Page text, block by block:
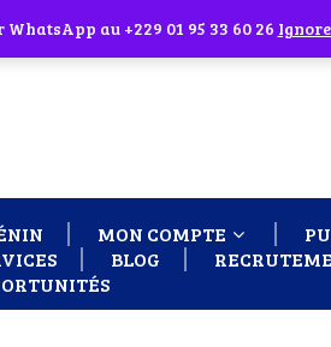
MON COMPTE
BLOG
au +229 01 95 33 60 26